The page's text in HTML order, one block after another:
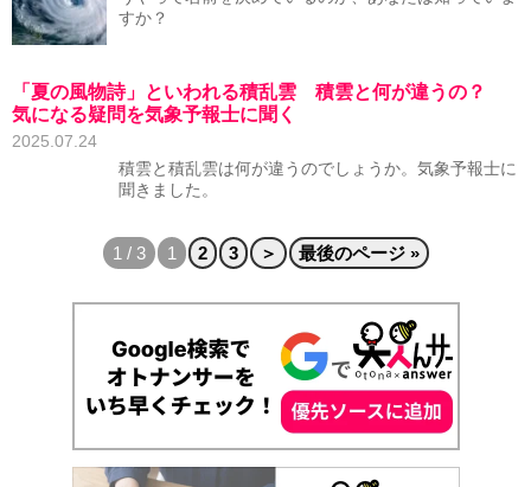
すか？
「夏の風物詩」といわれる積乱雲 積雲と何が違うの？
気になる疑問を気象予報士に聞く
2025.07.24
積雲と積乱雲は何が違うのでしょうか。気象予報士に
聞きました。
1 / 3 1 2 3 ＞ 最後のページ »